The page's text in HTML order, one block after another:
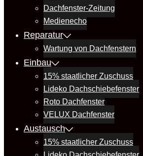
Dachfenster-Zeitung
Medienecho
Reparatur
Wartung von Dachfenstern
Einbau
15% staatlicher Zuschuss
Lideko Dachschiebefenster
Roto Dachfenster
VELUX Dachfenster
Austausch
15% staatlicher Zuschuss